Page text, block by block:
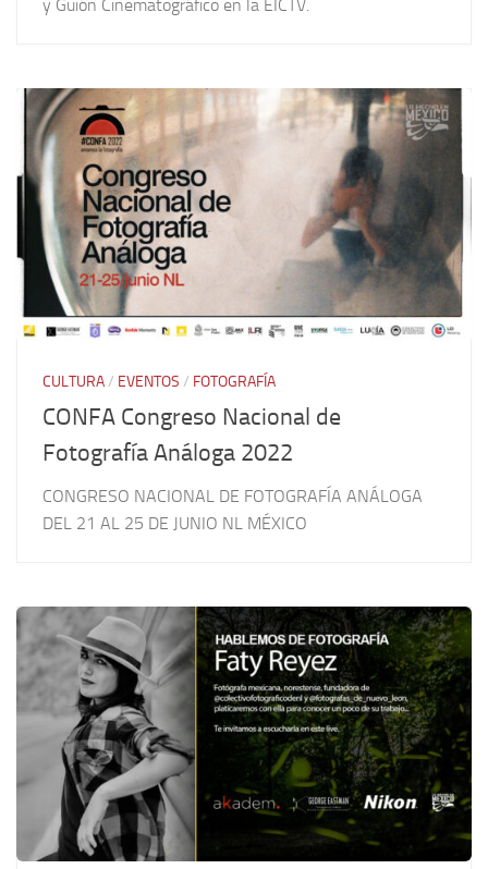
y Guión Cinematográfico en la EICTV.
CULTURA/ EVENTOS / FOTOGRAFÍA
CONFA Congreso Nacional de
Fotografía Análoga 2022
CONGRESO NACIONAL DE FOTOGRAFÍA ANÁLOGA
DEL 21 AL 25 DE JUNIO NL MÉXICO